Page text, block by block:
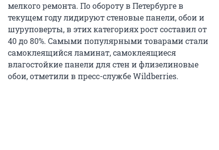
мелкого ремонта. По обороту в Петербурге в
текущем году лидируют стеновые панели, обои и
шуруповерты, в этих категориях рост составил от
40 до 80%. Самыми популярными товарами стали
самоклеящийся ламинат, самоклеящиеся
влагостойкие панели для стен и флизелиновые
обои, отметили в пресс-службе Wildberries.